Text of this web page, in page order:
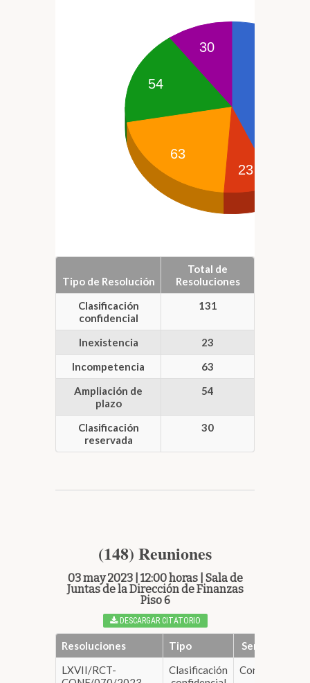
30
54
63
23
Tipo de Resolución
Total de
Resoluciones
Clasificación
confidencial
131
Inexistencia
23
Incompetencia
63
Ampliación de
plazo
54
Clasificación
reservada
30
(148) Reuniones
03 may 2023 | 12:00 horas | Sala de
Juntas de la Dirección de Finanzas
Piso 6
DESCARGAR CITATORIO
Resoluciones Tipo
Sentido
LXVII/RCT-
Clasificación
Confirma